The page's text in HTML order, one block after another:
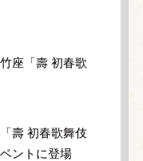
座「壽 初春歌
壽 初春歌舞伎
ントに登場